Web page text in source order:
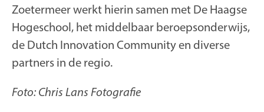
Zoetermeer werkt hierin samen met De Haagse
Hogeschool, het middelbaar beroepsonderwijs,
de Dutch Innovation Community en diverse
partners in de regio.
Foto: Chris Lans Fotografie